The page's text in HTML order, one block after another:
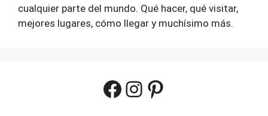
cualquier parte del mundo. Qué hacer, qué visitar,
mejores lugares, cómo llegar y muchísimo más.
Facebook
Instagram
Pinterest